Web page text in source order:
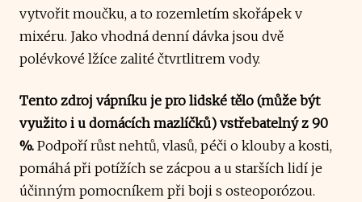
vytvořit moučku, a to rozemletím skořápek v
mixéru. Jako vhodná denní dávka jsou dvě
polévkové lžíce zalité čtvrtlitrem vody.
Tento zdroj vápníku je pro lidské tělo (může být
využito i u domácích mazlíčků) vstřebatelný z 90
%. Podpoří růst nehtů, vlasů, péči o klouby a kosti,
pomáhá při potížích se zácpou a u starších lidí je
účinným pomocníkem při boji s osteoporózou.